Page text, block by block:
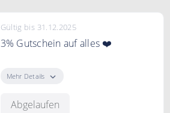
Gültig bis 31.12.2025
3% Gutschein auf alles ❤️
bei der Erstbestellung.
Mehr Details
Abgelaufen